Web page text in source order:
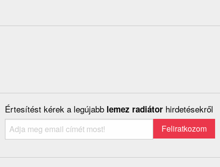
Értesítést kérek a legújabb lemez radiátor hirdetésekről